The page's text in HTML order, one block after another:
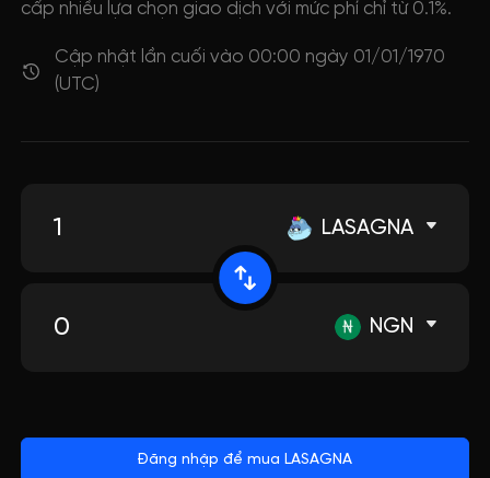
cấp nhiều lựa chọn giao dịch với mức phí chỉ từ 0.1%.
Cập nhật lần cuối vào 00:00 ngày 01/01/1970
(UTC)
LASAGNA
NGN
Đăng nhập để mua LASAGNA